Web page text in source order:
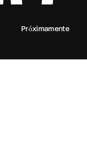
Próximamente